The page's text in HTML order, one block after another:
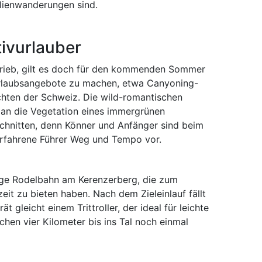
sind.
gilt es doch für den kommenden Sommer
zu machen, etwa Canyoning-
der Schweiz. Die wild-romantischen
die Vegetation eines immergrünen
denn Könner und Anfänger sind beim
Führer Weg und Tempo vor.
Rodelbahn am Kerenzerberg, die zum
zu bieten haben. Nach dem Zieleinlauf fällt
gleicht einem Trittroller, der ideal für leichte
vier Kilometer bis ins Tal noch einmal